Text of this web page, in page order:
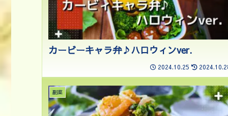
カービーキャラ弁♪ハロウィンver.
2024.10.25
副菜